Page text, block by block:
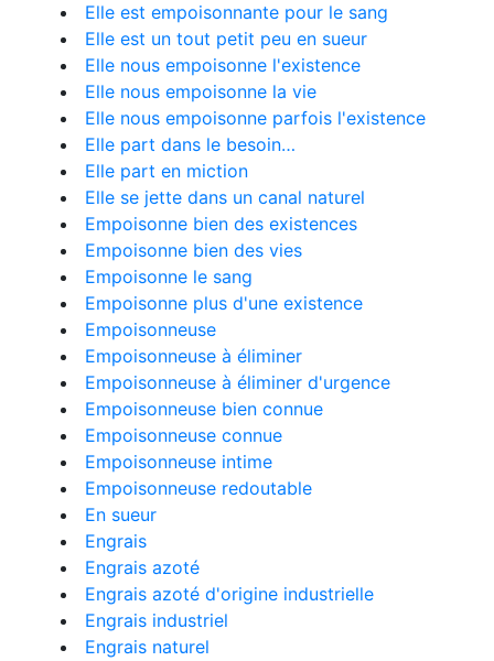
Elle est empoisonnante pour le sang
Elle est un tout petit peu en sueur
Elle nous empoisonne l'existence
Elle nous empoisonne la vie
Elle nous empoisonne parfois l'existence
Elle part dans le besoin…
Elle part en miction
Elle se jette dans un canal naturel
Empoisonne bien des existences
Empoisonne bien des vies
Empoisonne le sang
Empoisonne plus d'une existence
Empoisonneuse
Empoisonneuse à éliminer
Empoisonneuse à éliminer d'urgence
Empoisonneuse bien connue
Empoisonneuse connue
Empoisonneuse intime
Empoisonneuse redoutable
En sueur
Engrais
Engrais azoté
Engrais azoté d'origine industrielle
Engrais industriel
Engrais naturel